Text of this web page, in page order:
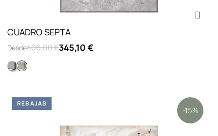
CUADRO SEPTA
Desde406,00 €345,10 €
Colección l concrete
Opc.1: sin marco
-15%
REBAJAS